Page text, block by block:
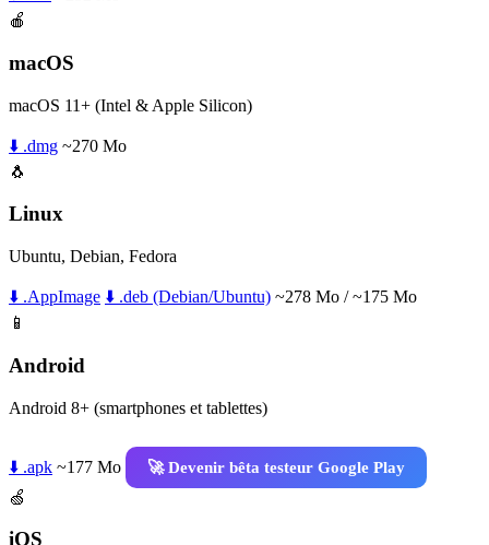
🍎
macOS
macOS 11+ (Intel & Apple Silicon)
⬇️ .dmg ~270 Mo
🐧
Linux
Ubuntu, Debian, Fedora
⬇️ .AppImage ⬇️ .deb (Debian/Ubuntu) ~278 Mo / ~175 Mo
📱
Android
Android 8+ (smartphones et tablettes)
⬇️ .apk ~177 Mo
🚀 Devenir bêta testeur Google Play
🍏
iOS